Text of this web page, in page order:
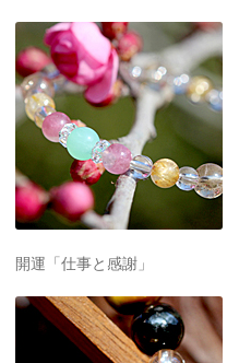
開運「仕事と感謝」